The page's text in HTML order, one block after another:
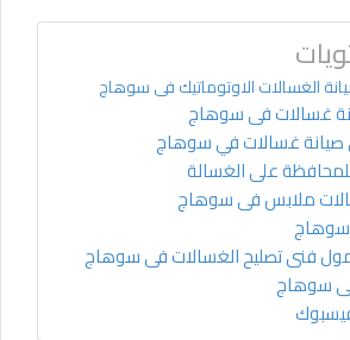
الغسالات الاوتوماتيك فى سوهاج
غسالات فى سوهاج
غسالات في سوهاج
على الغسالة
ملابس فى سوهاج
سوهاج
فنى تصليح الغسالات فى سوهاج
سوهاج